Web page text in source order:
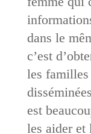
dans le
c’est
les familles
est
les aider et